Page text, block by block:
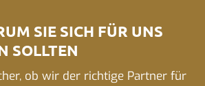
SIE SICH FÜR UNS
SOLLTEN
ob wir der richtige Partner für